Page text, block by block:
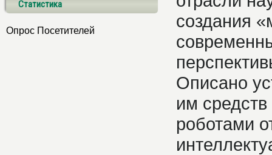
Статистика
Опрос Посетителей
создания
Описано
им
роботами